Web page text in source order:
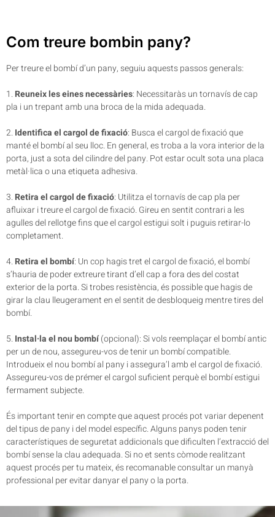
Com treure bombin pany?
Per treure el bombí d’un pany, seguiu aquests passos generals:
1.Reuneix les eines necessàries: Necessitaràs un tornavís de cap
pla i un trepant amb una broca de la mida adequada.
2.Identifica el cargol de fixació: Busca el cargol de fixació que
manté el bombí al seu lloc. En general, es troba a la vora interior de la
porta, just a sota del cilindre del pany. Pot estar ocult sota una placa
metàl·lica o una etiqueta adhesiva.
3.Retira el cargol de fixació: Utilitza el tornavís de cap pla per
afluixar i treure el cargol de fixació. Gireu en sentit contrari a les
agulles del rellotge fins que el cargol estigui solt i puguis retirar-lo
completament.
4.Retira el bombí: Un cop hagis tret el cargol de fixació, el bombí
s’hauria de poder extreure tirant d’ell cap a fora des del costat
exterior de la porta. Si trobes resistència, és possible que hagis de
girar la clau lleugerament en el sentit de desbloqueig mentre tires del
bombí.
5.Instal·la el nou bombí(opcional): Si vols reemplaçar el bombí antic
per un de nou, assegureu-vos de tenir un bombí compatible.
Introdueix el nou bombí al pany i assegura’l amb el cargol de fixació.
Assegureu-vos de prémer el cargol suficient perquè el bombí estigui
fermament subjecte.
És important tenir en compte que aquest procés pot variar depenent
del tipus de pany i del model específic. Alguns panys poden tenir
característiques de seguretat addicionals que dificulten l’extracció del
bombí sense la clau adequada. Si no et sents còmode realitzant
aquest procés per tu mateix, és recomanable consultar un manyà
professional per evitar danyar el pany o la porta.